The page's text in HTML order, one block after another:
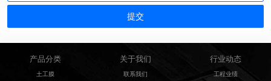
产品分类
土工膜
关于我们
联系我们
行业动态
工程业绩